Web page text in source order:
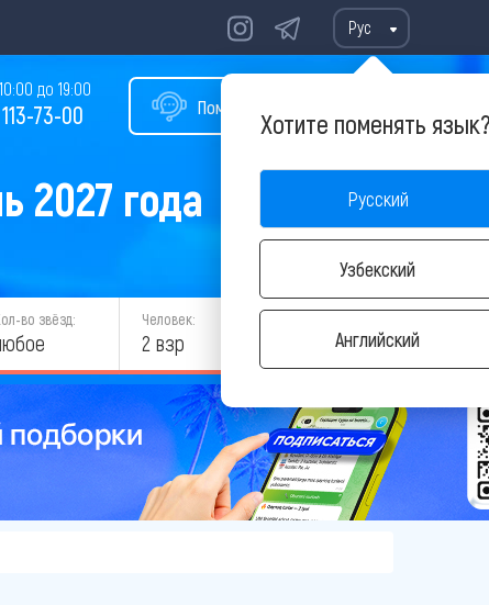
Рус
Хотите поменять
Русский
Узбекский
Английский
Помощь в подборе тура
до 19:00
73-00
2027 года
во звёзд: Человек:
2 взр НАЙТИ